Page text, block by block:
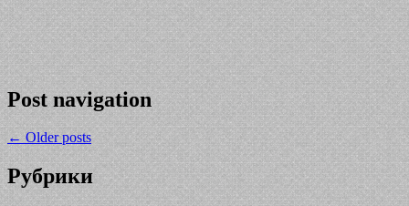
Post navigation
←Older posts
Рубрики